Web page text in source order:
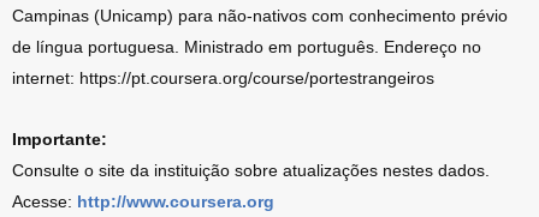
Campinas (Unicamp) para não-nativos com conhecimento prévio
de língua portuguesa. Ministrado em português. Endereço no
internet: https://pt.coursera.org/course/portestrangeiros
Importante:
Consulte o site da instituição sobre atualizações nestes dados.
Acesse: http://www.coursera.org